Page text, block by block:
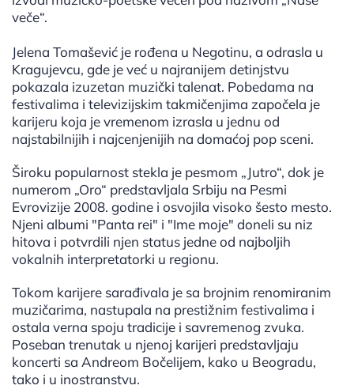
veče“.
Jelena Tomašević je rođena u Negotinu, a odrasla u
Kragujevcu, gde je već u najranijem detinjstvu
pokazala izuzetan muzički talenat. Pobedama na
festivalima i televizijskim takmičenjima započela je
karijeru koja je vremenom izrasla u jednu od
najstabilnijih i najcenjenijih na domaćoj pop sceni.
Široku popularnost stekla je pesmom „Jutro“, dok je
numerom „Oro“ predstavljala Srbiju na Pesmi
Evrovizije 2008. godine i osvojila visoko šesto mesto.
Njeni albumi "Panta rei" i "Ime moje" doneli su niz
hitova i potvrdili njen status jedne od najboljih
vokalnih interpretatorki u regionu.
Tokom karijere sarađivala je sa brojnim renomiranim
muzičarima, nastupala na prestižnim festivalima i
ostala verna spoju tradicije i savremenog zvuka.
Poseban trenutak u njenoj karijeri predstavljaju
koncerti sa Andreom Bočelijem, kako u Beogradu,
tako i u inostranstvu.